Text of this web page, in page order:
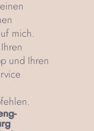
mich.
und Ihren